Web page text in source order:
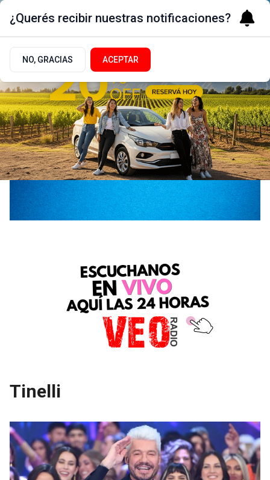
Tinelli
¿Querés recibir nuestras notificaciones?
NO, GRACIAS ACEPTAR